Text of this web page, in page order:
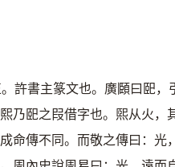
許書主篆文也。廣頥曰巸
乃巸之叚借字也。煕从火，
命傳不同。而敬之傳曰：光